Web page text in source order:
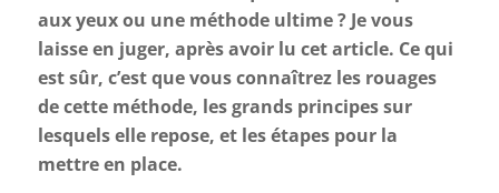
aux yeux ou une méthode ultime ? Je vous
laisse en juger, après avoir lu cet article. Ce qui
est sûr, c’est que vous connaîtrez les rouages
de cette méthode, les grands principes sur
lesquels elle repose, et les étapes pour la
mettre en place.